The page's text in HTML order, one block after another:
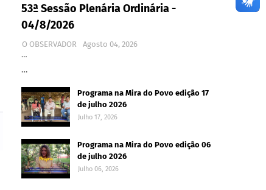
53ª Sessão Plenária Ordinária -
04/8/2026
O OBSERVADOR
Agosto 04, 2026
…
…
Programa na Mira do Povo edição 17
de julho 2026
Julho 17, 2026
Programa na Mira do Povo edição 06
de julho 2026
Julho 06, 2026